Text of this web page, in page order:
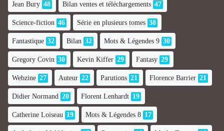
Jean Bury 48 Bilan ventes et téléchargements 47
Science-fiction 46 Série en plusieurs tomes 38
Fantastique 32 Bilan 32 Mots & Légendes 9 30
Gregory Covin 30 Kevin Kiffer 29 Fantasy 29
Webzine 27 Auteur 22 Parutions 21 Florence Barrier 21
Didier Normand 20 Florent Lenhardt 19
Catherine Loiseau 19 Mots & Légendes 8 17